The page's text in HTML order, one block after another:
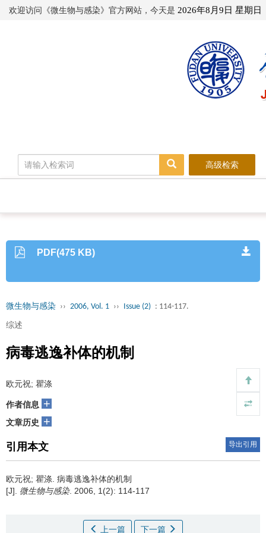
欢迎访问《微生物与感染》官方网站，今天是 2026年8月9日 星期日
高级检索
PDF(475 KB)
微生物与感染 ›› 2006, Vol. 1 ›› Issue (2) : 114-117.
综述
病毒逃逸补体的机制
欧元祝; 瞿涤
作者信息 +
文章历史 +
引用本文 导出引用
欧元祝; 瞿涤. 病毒逃逸补体的机制
[J]. 微生物与感染. 2006, 1(2): 114-117
上一篇 下一篇